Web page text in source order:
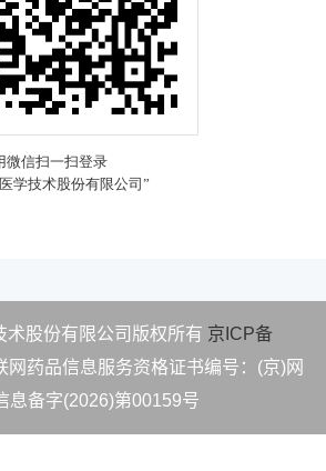
术股份有限公司版权所有 京ICP备
网药品信息服务资格证书编号：(京)网
息备字(2026)第00159号